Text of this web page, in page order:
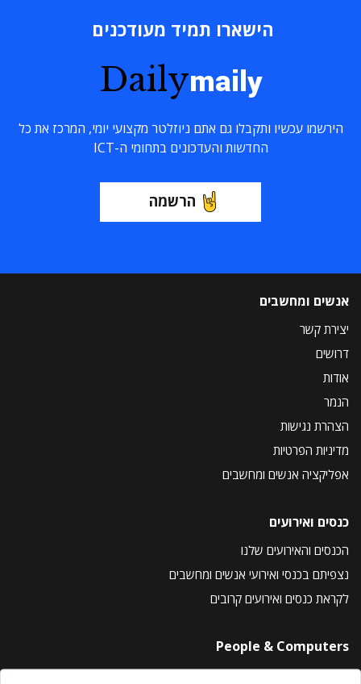
הישארו תמיד מעודכנים
Dailymaily
הירשמו עכשיו ותקבלו גם אתם ניוזלטר מקצועי יומי, המרכז את כל
החדשות והעדכונים בתחומי ה-ICT
הרשמה
אנשים ומחשבים
יצירת קשר
דרושים
אודות
הנמר
הצהרת נגישות
מדיניות הפרטיות
אפליקציה אנשים ומחשבים
כנסים ואירועים
הכנסים והאירועים שלנו
נצפיתם בכנסי ואירועי אנשים ומחשבים
לקראת כנסים ואירועים קרובים
People & Computers
About Us